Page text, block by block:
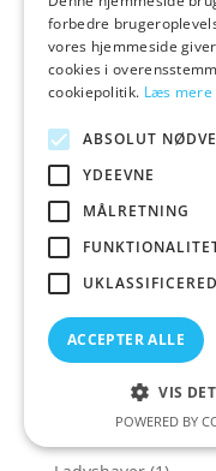
Køl og Frys >
Køl og Frys >
Køl og Frys >
Køl og Frys >
Køl og Frys >
Køl og Frys >
kummefryser (2)
Køl og Frys >
Kølefryseskabe
(13)
Køleskabe (8)
Krøllejern (3)
forbedre
vores hjemmeside
cookies i
cookiepolitik. Læs mere
ABSOLUT
YDEEVNE
MÅLRETNING
ACCEPTER ALLE
VIS
POWERED BY